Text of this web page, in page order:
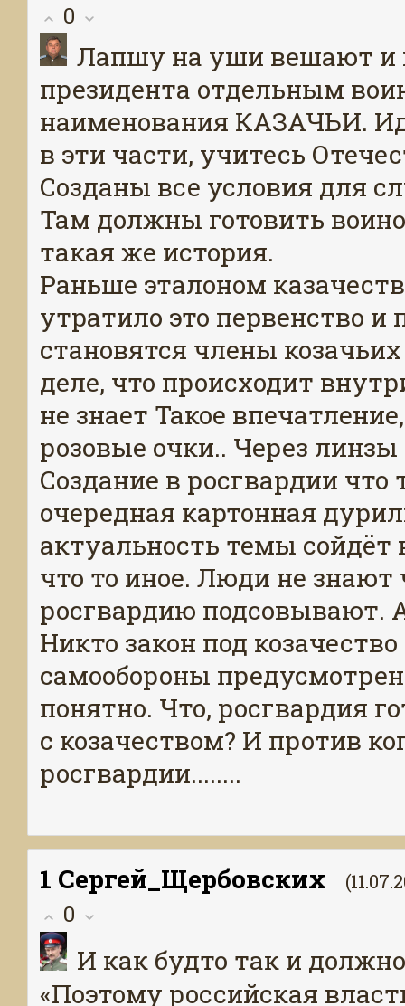
0
Лапшу на уши вешают
президента отдельным
наименования КАЗАЧЬИ.
в эти части, учитесь
Созданы все условия для
Там должны готовить
такая же история.
Раньше эталоном
утратило это первенство
становятся члены
деле, что происходит
не знает Такое
розовые очки.. Через
Создание в росгвардии что
очередная картонная
актуальность темы
что то иное. Люди не знают
росгвардию подсовывают.
Никто закон под
самообороны
понятно. Что, росгвардия
с козачеством? И против
росгвардии........
1 Сергей_Щербовских
0
И как будто так и
«Поэтому российская